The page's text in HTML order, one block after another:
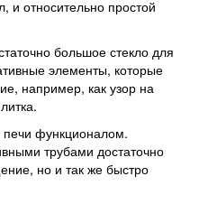
и относительно простой
большое стекло для
элементы, которые
например, как узор на
функционалом.
трубами достаточно
но и так же быстро